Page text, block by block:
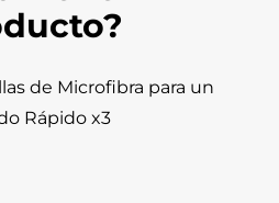
de Microfibra para un
Rápido x3